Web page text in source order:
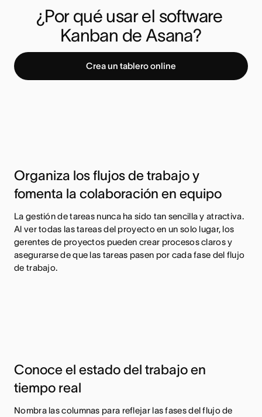
¿Por qué usar el software
Kanban de Asana?
Crea un tablero online
Organiza los flujos de trabajo y
fomenta la colaboración en equipo
La gestión de tareas nunca ha sido tan sencilla y atractiva.
Al ver todas las tareas del proyecto en un solo lugar, los
gerentes de proyectos pueden crear procesos claros y
asegurarse de que las tareas pasen por cada fase del flujo
de trabajo.
Conoce el estado del trabajo en
tiempo real
Nombra las columnas para reflejar las fases del flujo de